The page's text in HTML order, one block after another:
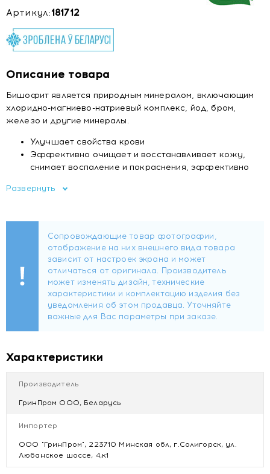
Артикул:181712
Описание товара
Бишофит является природным минералом, включающим
хлоридно-магниево-натриевый комплекс, йод, бром,
железо и другие минералы.
Улучшает свойства крови
Эффективно очищает и восстанавливает кожу,
снимает воспаление и покраснения, эффективно
Обладает омолаживающим и общеукрепляющим
Проявляет выраженные противовоспалительные,
антимикробное и антибактериальное действие
Облегчает мышечные и суставные боли
Улучшает ночной сон.
Рекомендации по применению:в зависимости от
назначения или необходимости в домашних условиях
можно проводить следующие процедуры с бишофитом:
Развернуть
Характеристики
Производитель
ГринПром ООО, Беларусь
Импортер
ООО "ГринПром", 223710 Минская обл, г.Солигорск, ул.
Любанское шоссе, 4,к1